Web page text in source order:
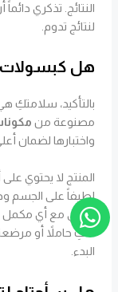
النتائج. تذكري دائماً
لنتائج تدوم.
هل كبسولات
بالتأكيد، سلامتكِ
مصنوعة من مكونات
واختبارها لضمان
المنتج لا يحتوي
لطيفاً على الجسم
وقائي مع أي مكمل
كنتِ حاملاً أو
البدء.